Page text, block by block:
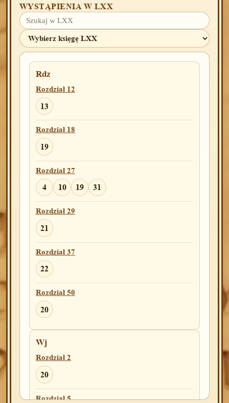
WYSTĄPIENIA W LXX
Rdz
Rozdział 12
13
Rozdział 18
19
Rozdział 27
4 10 19 31
Rozdział 29
21
Rozdział 37
22
Rozdział 50
20
Wj
Rozdział 2
20
Rozdział 5